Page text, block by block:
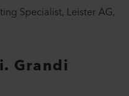
Specialist, Leister AG,
Grandi